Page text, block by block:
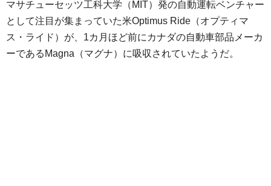
マサチューセッツ工科大学（MIT）発の自動運転ベンチャー
として注目が集まっていた米Optimus Ride（オプティマ
ス・ライド）が、1カ月ほど前にカナダの自動車部品メーカ
ーであるMagna（マグナ）に吸収されていたようだ。